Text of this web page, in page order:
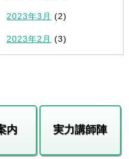
2023年3月 (2)
2023年2月 (3)
内 実力講師陣